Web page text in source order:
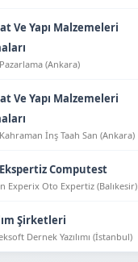
Ve Yapı Malzemeleri
(Ankara)
Ve Yapı Malzemeleri
İnş Taah San (Ankara)
Computest
Experix Oto Expertiz (Balıkesir)
Şirketleri
Dernek Yazılımı (İstanbul)